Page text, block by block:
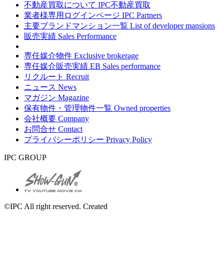
不動産買取について IPC不動産買取
業者様専用ログインページ IPC Partners
主要ブランドマンション一覧 List of developer mansions
販売実績 Sales Performance
専任媒介物件 Exclusive brokerage
専任媒介販売実績 EB Sales performance
リクルート Recruit
ニュース News
マガジン Magazine
保有物件・管理物件一覧 Owned properties
会社概要 Company
お問合せ Contact
プライバシーポリシー Privacy Policy
IPC GROUP
©IPC All right reserved. Created